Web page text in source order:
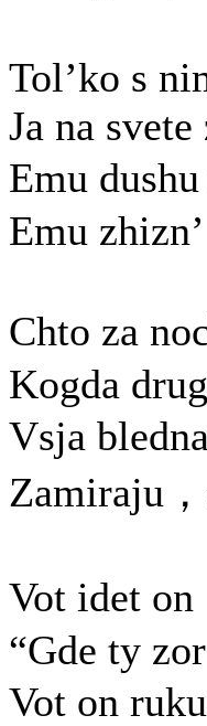
Tol’ko s
Ja na
Emu dushu
Emu
Chto za
Kogda
Vsja
Zamiraju
Vot idet on
“Gde ty
Vot on